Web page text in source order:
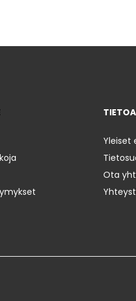
Yleiset
Ota